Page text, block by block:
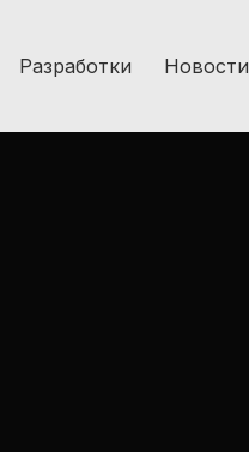
Разработки Новости